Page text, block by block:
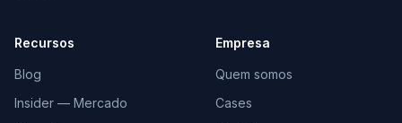
Recursos
Blog
Insider — Mercado
Empresa
Quem somos
Cases